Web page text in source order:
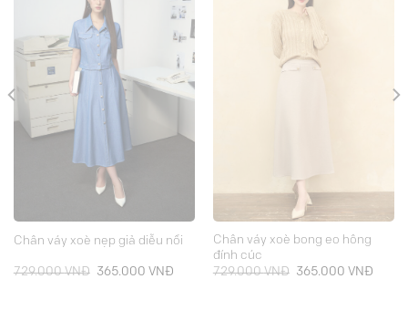
Chân váy xoè nẹp giả diễu nổi
729.000VNĐ
Giá
365.000 VNĐGiá
Chân váy xoè bong eo hông
đính cúc
729.000VNĐ
Giá
365.000 VNĐGiá